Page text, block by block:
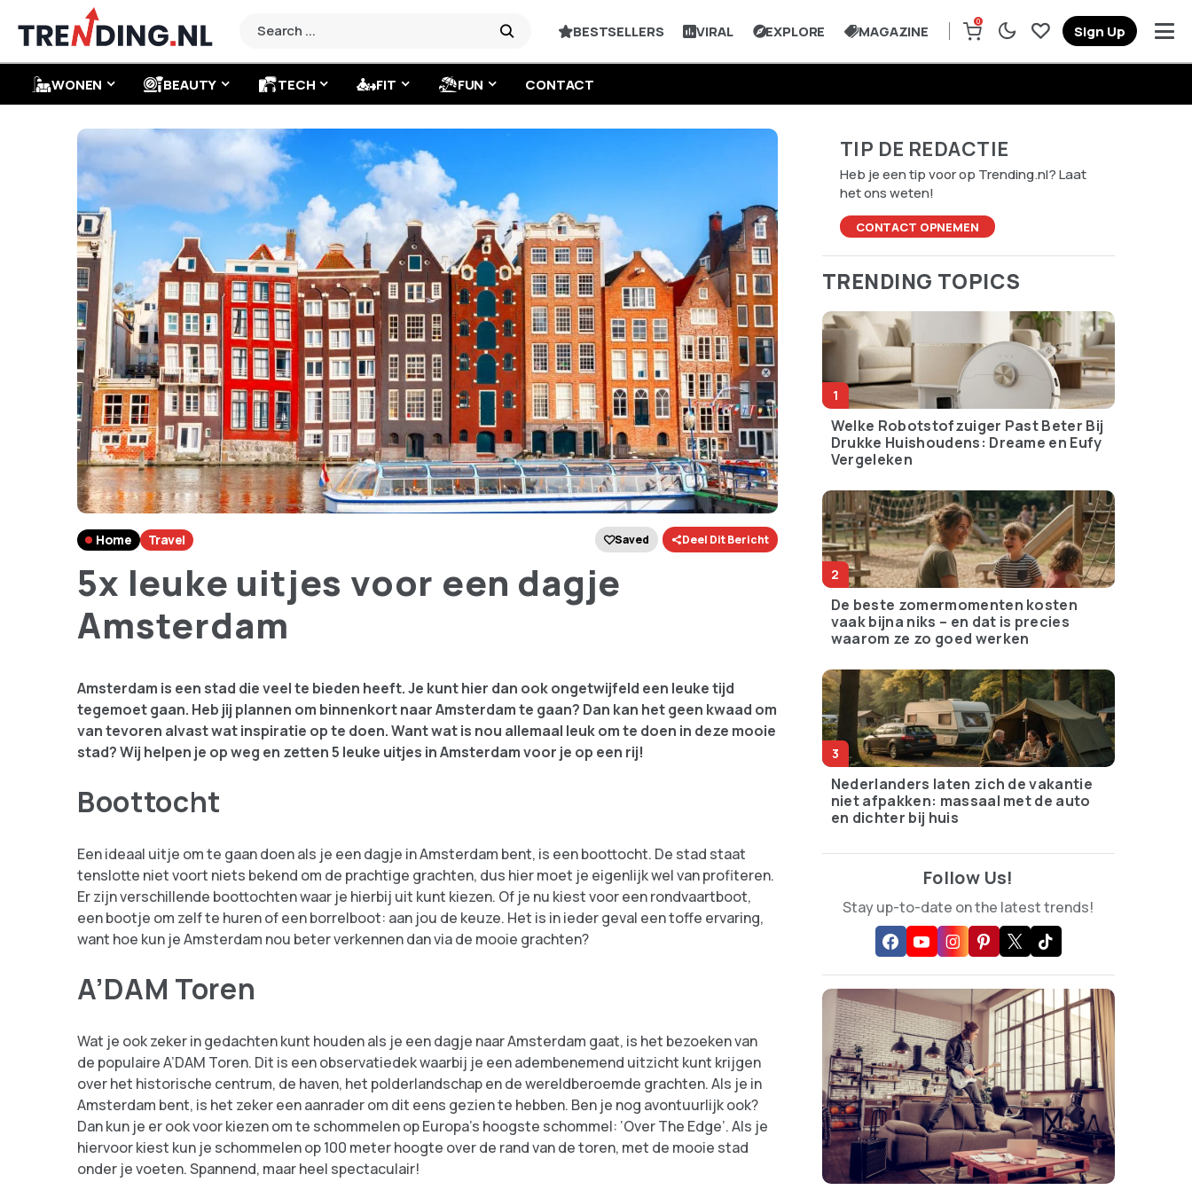
BESTSELLERS VIRAL EXPLORE MAGAZINE
0
Sign Up
WONEN BEAUTY TECH FIT FUN CONTACT
Home Travel Saved Deel Dit Bericht
5x leuke uitjes voor een dagje
Amsterdam
Amsterdam is een stad die veel te bieden heeft. Je kunt hier dan ook ongetwijfeld een leuke tijd
tegemoet gaan. Heb jij plannen om binnenkort naar Amsterdam te gaan? Dan kan het geen kwaad om
van tevoren alvast wat inspiratie op te doen. Want wat is nou allemaal leuk om te doen in deze mooie
stad? Wij helpen je op weg en zetten 5 leuke uitjes in Amsterdam voor je op een rij!
Boottocht
Een ideaal uitje om te gaan doen als je een dagje in Amsterdam bent, is een boottocht. De stad staat
tenslotte niet voort niets bekend om de prachtige grachten, dus hier moet je eigenlijk wel van profiteren.
Er zijn verschillende boottochten waar je hierbij uit kunt kiezen. Of je nu kiest voor een rondvaartboot,
een bootje om zelf te huren of een borrelboot: aan jou de keuze. Het is in ieder geval een toffe ervaring,
want hoe kun je Amsterdam nou beter verkennen dan via de mooie grachten?
A’DAM Toren
Wat je ook zeker in gedachten kunt houden als je een dagje naar Amsterdam gaat, is het bezoeken van
de populaire A’DAM Toren. Dit is een observatiedek waarbij je een adembenemend uitzicht kunt krijgen
over het historische centrum, de haven, het polderlandschap en de wereldberoemde grachten. Als je in
Amsterdam bent, is het zeker een aanrader om dit eens gezien te hebben. Ben je nog avontuurlijk ook?
Dan kun je er ook voor kiezen om te schommelen op Europa’s hoogste schommel: ‘Over The Edge’. Als je
hiervoor kiest kun je schommelen op 100 meter hoogte over de rand van de toren, met de mooie stad
onder je voeten. Spannend, maar heel spectaculair!
TIP DE REDACTIE
Heb je een tip voor op Trending.nl? Laat
het ons weten!
CONTACT OPNEMEN
TRENDING TOPICS
Welke Robotstofzuiger Past Beter Bij
Drukke Huishoudens: Dreame en Eufy
Vergeleken
De beste zomermomenten kosten
vaak bijna niks – en dat is precies
waarom ze zo goed werken
Nederlanders laten zich de vakantie
niet afpakken: massaal met de auto
en dichter bij huis
Follow Us!
Stay up-to-date on the latest trends!